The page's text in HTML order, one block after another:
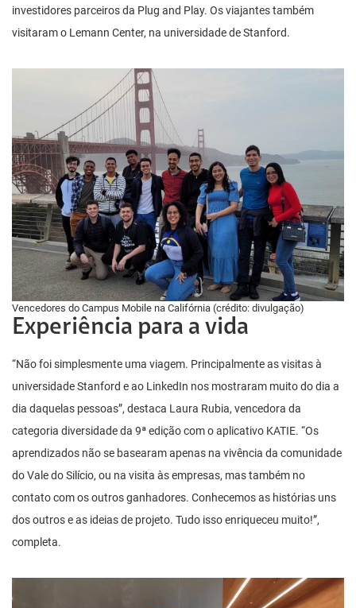
investidores parceiros da Plug and Play. Os viajantes também
visitaram o Lemann Center, na universidade de Stanford.
Vencedores do Campus Mobile na Califórnia (crédito: divulgação)
Experiência para a vida
“Não foi simplesmente uma viagem. Principalmente as visitas à
universidade Stanford e ao LinkedIn nos mostraram muito do dia a
dia daquelas pessoas”, destaca Laura Rubia, vencedora da
categoria diversidade da 9ª edição com o aplicativo KATIE. “Os
aprendizados não se basearam apenas na vivência da comunidade
do Vale do Silício, ou na visita às empresas, mas também no
contato com os outros ganhadores. Conhecemos as histórias uns
dos outros e as ideias de projeto. Tudo isso enriqueceu muito!”,
completa.